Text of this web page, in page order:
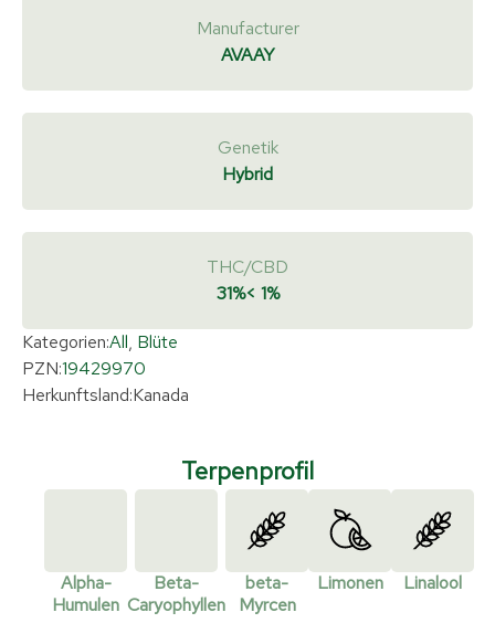
Manufacturer
AVAAY
Genetik
Hybrid
THC/CBD
31%< 1%
Kategorien:All, Blüte
PZN:19429970
Herkunftsland:Kanada
Terpenprofil
Alpha-
Humulen
Beta-
Caryophyllen
beta-
Myrcen
Limonen Linalool